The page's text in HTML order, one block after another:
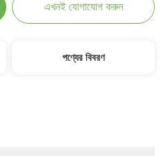
এখনই যোগাযোগ করুন
পণ্যের বিবরণ